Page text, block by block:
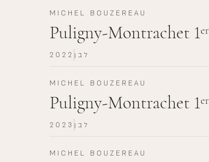
MICHEL BOUZEREAU
Puligny-Montrachet 1er
2022 לבן
MICHEL BOUZEREAU
Puligny-Montrachet 1er
2023 לבן
MICHEL BOUZEREAU